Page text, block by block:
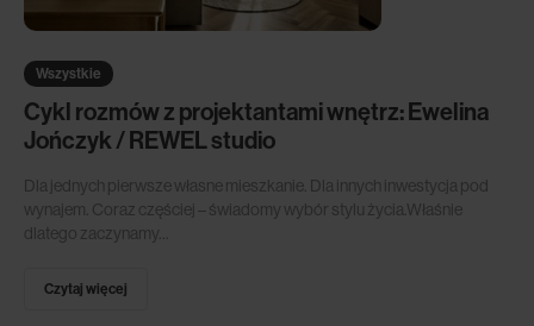
Wszystkie
Cykl rozmów z projektantami wnętrz: Ewelina
Jończyk / REWEL studio
Dla jednych pierwsze własne mieszkanie. Dla innych inwestycja pod
wynajem. Coraz częściej – świadomy wybór stylu życia.Właśnie
dlatego zaczynamy...
Czytaj więcej